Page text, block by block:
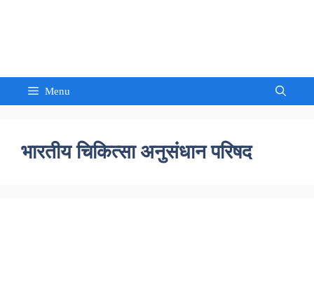
Menu
भारतीय चिकित्सा अनुसंधान परिषद